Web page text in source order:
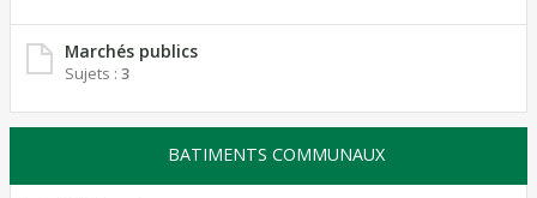
Marchés publics
Sujets : 3
BATIMENTS COMMUNAUX